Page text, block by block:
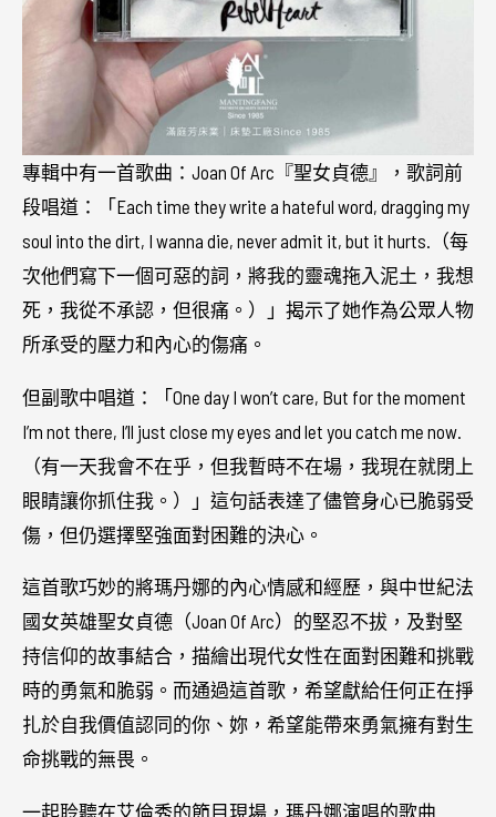
專輯中有一首歌曲：Joan Of Arc『聖女貞德』，歌詞前
段唱道：「Each time they write a hateful word, dragging my
soul into the dirt, I wanna die, never admit it, but it hurts.（每
次他們寫下一個可惡的詞，將我的靈魂拖入泥土，我想
死，我從不承認，但很痛。）」揭示了她作為公眾人物
所承受的壓力和內心的傷痛。
但副歌中唱道：「One day I won’t care, But for the moment
I’m not there, I’ll just close my eyes and let you catch me now.
（有一天我會不在乎，但我暫時不在場，我現在就閉上
眼睛讓你抓住我。）」這句話表達了儘管身心已脆弱受
傷，但仍選擇堅強面對困難的決心。
這首歌巧妙的將瑪丹娜的內心情感和經歷，與中世紀法
國女英雄聖女貞德（Joan Of Arc）的堅忍不拔，及對堅
持信仰的故事結合，描繪出現代女性在面對困難和挑戰
時的勇氣和脆弱。而通過這首歌，希望獻給任何正在掙
扎於自我價值認同的你、妳，希望能帶來勇氣擁有對生
命挑戰的無畏。
一起聆聽在艾倫秀的節目現場，瑪丹娜演唱的歌曲